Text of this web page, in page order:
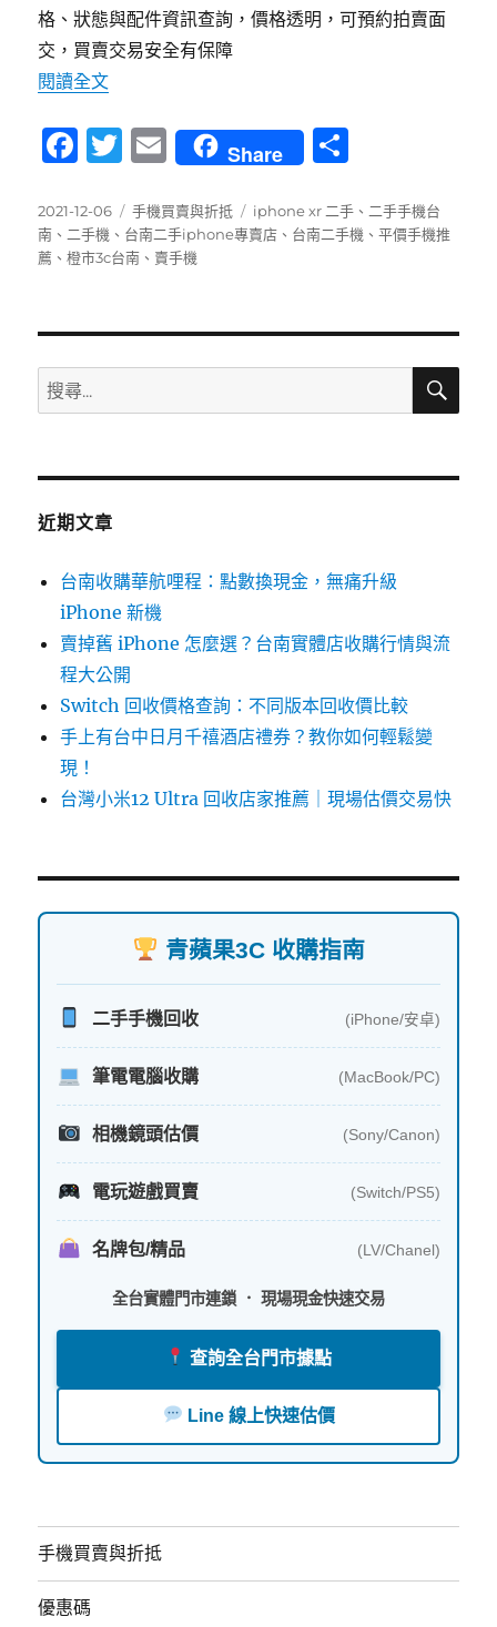
格、狀態與配件資訊查詢，價格透明，可預約拍賣面
交，買賣交易安全有保障
閱讀全文〈平價手機推薦，2021熱銷親民機：iPhone XR
F
c
e
o
o
k
T
it
te
E
m
ai
l
Share
發
佈
日
2021-12-06
分
類
手機買賣與折抵
標
籤
iphone xr 二手 、 二手手機台
南 、 二手機 、 台南二手iphone專賣店 、 台南二手機 、平價手機推
薦 、橙市3c台南 、 賣手機
搜
尋
鍵
搜
近期文章
台南收購華航哩程：點數換現金，無痛升級
iPhone 新機
賣掉舊 iPhone 怎麼選？台南實體店收購行情與流
程大公開
Switch 回收價格查詢：不同版本回收價比較
手上有台中日月千禧酒店禮券？教你如何輕鬆變
現！
台灣小米12 Ultra 回收店家推薦｜現場估價交易快
青蘋果3C 收購指南
二手手機回收 (iPhone/安卓)
筆電電腦收購 (MacBook/PC)
相機鏡頭估價 (Sony/Canon)
電玩遊戲買賣 (Switch/PS5)
名牌包/精品 (LV/Chanel)
全台實體門市連鎖 ． 現場現金快速交易
查詢全台門市據點
Line 線上快速估價
手機買賣與折抵
優惠碼